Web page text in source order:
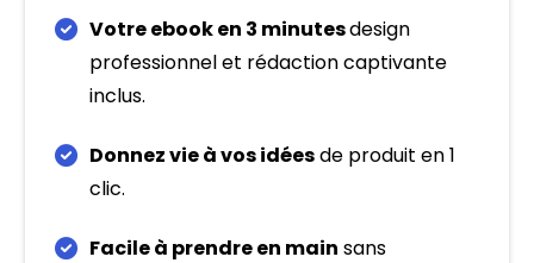
Votre ebook en 3 minutesdesign
professionnel et rédaction captivante
inclus.
Donnez vie à vos idéesde produit en 1
clic.
Facile à prendre en main sans